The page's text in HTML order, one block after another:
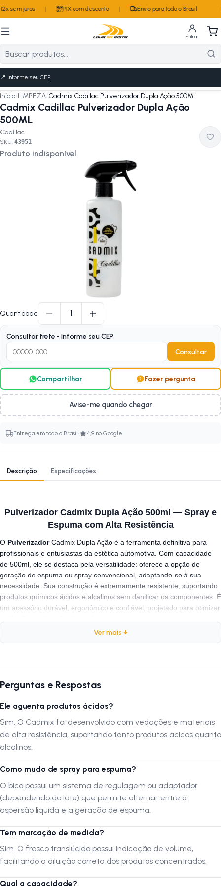
sem juros PIX com desconto Envio para todo o Brasil
Entrar
📍 Informe seu CEP
Início/LIMPEZA/Cadmix Cadillac Pulverizador Dupla Ação 500ML
Cadmix Cadillac Pulverizador Dupla Ação
500ML
Cadillac
SKU: 43951
Produto indisponível
Quantidade − 1 +
Consultar frete - Informe seu CEP
Consultar
Compartilhar Fazer pergunta
Avise-me quando chegar
Entrega em todo o Brasil · 4,9 no Google
Descrição Especificações
Pulverizador Cadmix Dupla Ação 500ml — Spray e
Espuma com Alta Resistência
O PulverizadorCadmix Dupla Ação é a ferramenta definitiva para
profissionais e entusiastas da estética automotiva. Com capacidade
de 500ml, ele se destaca pela versatilidade: oferece a opção de
geração de espuma ou spray convencional, adaptando-se à sua
necessidade. Sua construção é extremamente resistente, suportando
produtos químicos ácidos e alcalinos sem danificar os componentes. É
um acessório durável, ergonômico e confiável, projetado para otimizar
Modelo:Dupla Ação
Resistência Química:Alta (Ácidos e Alcalinos)
Modos de Aplicação:Spray (Névoa) e Espuma
Funcionalidade:Escala de diluição e campo para identificação
Material:
O Pulverizador Cadmix é uma escolha realista para quem quer
profissionalizar a lavagem. A capacidade de resistir a químicos
mais durável que borrifadores comuns de mercado. A opção de gerar
produto. Além disso, o espaço reservado para escrever o nome do
produto no frasco ajuda na organização da sua bancada, evitando
Ver mais ↓
Perguntas e Respostas
Ele aguenta produtos ácidos?
Sim. O Cadmix foi desenvolvido com vedações e materiais
de alta resistência, suportando tanto produtos ácidos quanto
alcalinos.
Como mudo de spray para espuma?
O bico possui um sistema de regulagem ou adaptador
(dependendo do lote) que permite alternar entre a
aspersão líquida e a geração de espuma.
Tem marcação de medida?
Sim. O frasco translúcido possui indicação de volume,
facilitando a diluição correta dos produtos concentrados.
Qual a capacidade?